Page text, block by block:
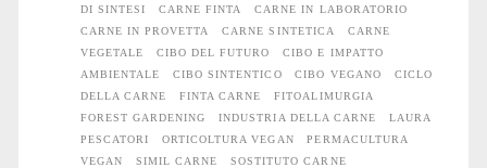
DI SINTESI
CARNE FINTA
CARNE IN LABORATORIO
CARNE IN PROVETTA
CARNE SINTETICA
CARNE
VEGETALE
CIBO DEL FUTURO
CIBO E IMPATTO
AMBIENTALE
CIBO SINTENTICO CIBO VEGANO
CICLO
DELLA CARNE
FINTA CARNE
FITOALIMURGIA
FOREST GARDENING
INDUSTRIA DELLA CARNE
LAURA
PESCATORI
ORTICOLTURA VEGAN
PERMACULTURA
VEGAN
SIMIL CARNE
SOSTITUTO CARNE